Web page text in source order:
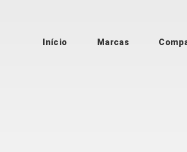
Início Marcas